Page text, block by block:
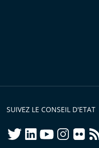
SUIVEZ LE CONSEIL D'ETAT
twitterlinkedInyoutubeinstagram
flickrrss